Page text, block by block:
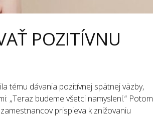
POZITÍVNU
tému dávania pozitívnej spätnej väzby,
„Teraz budeme všetci namyslení.“ Potom
prispieva k znižovaniu